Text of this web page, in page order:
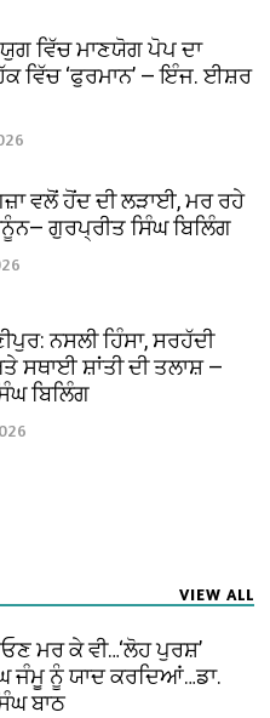
ਵਿੱਚ ਮਾਣਯੋਗ ਪੋਪ ਦਾ
ਵਿੱਚ ‘ਫੁਰਮਾਨ’ — ਇੰਜ. ਈਸ਼ਰ
ਵਲੋਂ ਹੋਂਦ ਦੀ ਲੜਾਈ, ਮਰ ਰਹੇ
ਗੁਰਪ੍ਰੀਤ ਸਿੰਘ ਬਿਲਿੰਗ
ਨਸਲੀ ਹਿੰਸਾ, ਸਰਹੱਦੀ
ਸਥਾਈ ਸ਼ਾਂਤੀ ਦੀ ਤਲਾਸ਼ —
ਬਿਲਿੰਗ
VIEW ALL
ਮਰ ਕੇ ਵੀ…‘ਲੋਹ ਪੁਰਸ਼’
ਜੰਮੂ ਨੂੰ ਯਾਦ ਕਰਦਿਆਂ…ਡਾ.
ਬਾਠ